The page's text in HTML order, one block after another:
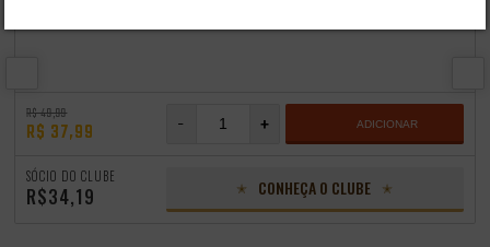
R$ 49,99
R$ 37,99 +
- ADICIONAR
SÓCIO DO CLUBE
R$34,19 CONHEÇA O CLUBE